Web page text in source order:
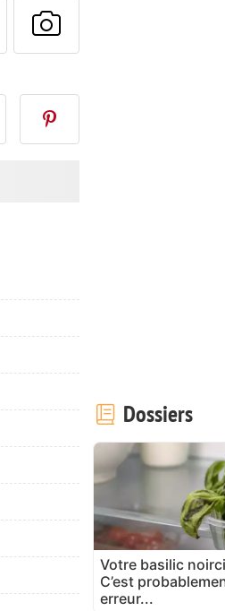
recette à un
cette page
Poser une
Publier
Dossiers
Votre basilic
C’est
erreur...